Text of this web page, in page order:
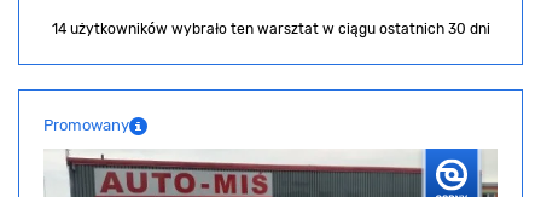
14 użytkowników wybrało ten warsztat w ciągu ostatnich 30 dni
Promowany